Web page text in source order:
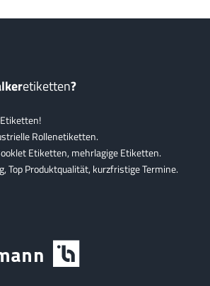
etiketten?
Rollenetiketten.
Etiketten, mehrlagige Etiketten.
Top Produktqualität, kurzfristige Termine.